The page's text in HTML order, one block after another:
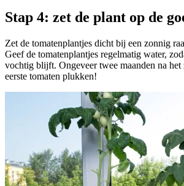
Stap 4: zet de plant op de
Zet de tomatenplantjes dicht bij een zonnig
Geef de tomatenplantjes regelmatig water,
vochtig blijft. Ongeveer twee maanden na het
eerste tomaten plukken!